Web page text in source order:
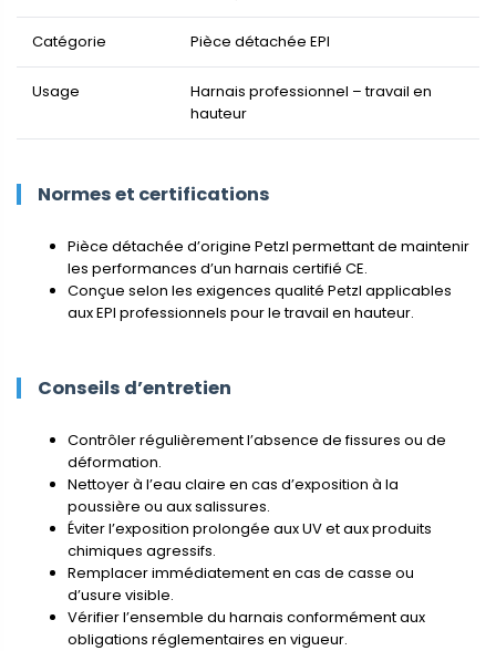
Catégorie Pièce détachée EPI
Usage
Harnais professionnel – travail en
hauteur
Normes et certifications
Pièce détachée d’origine Petzl permettant de maintenir
les performances d’un harnais certifié CE.
Conçue selon les exigences qualité Petzl applicables
aux EPI professionnels pour le travail en hauteur.
Conseils d’entretien
Contrôler régulièrement l’absence de fissures ou de
déformation.
Nettoyer à l’eau claire en cas d’exposition à la
poussière ou aux salissures.
Éviter l’exposition prolongée aux UV et aux produits
chimiques agressifs.
Remplacer immédiatement en cas de casse ou
d’usure visible.
Vérifier l’ensemble du harnais conformément aux
obligations réglementaires en vigueur.